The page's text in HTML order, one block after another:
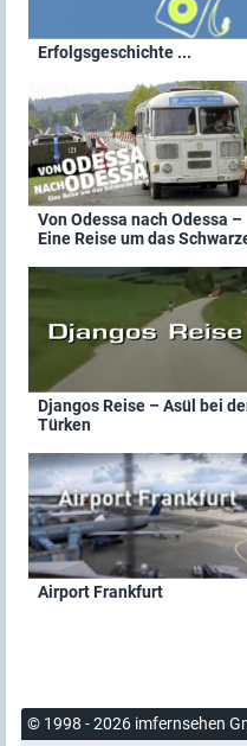
Erfolgsgeschichte ...
Von Odessa nach Odessa –
Eine Reise um das
Djangos Reise – Asül bei
Türken
Airport Frankfurt
© 1998 - 2026 imfernsehen